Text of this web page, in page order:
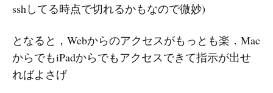
sshしてる時点で切れるかもなので微妙)
となると，Webからのアクセスがもっとも楽．Mac
からでもiPadからでもアクセスできて指示が出せ
ればよさげ